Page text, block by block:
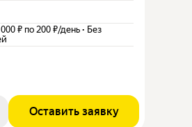
₽ по 200 ₽/день · Без
Оставить заявку